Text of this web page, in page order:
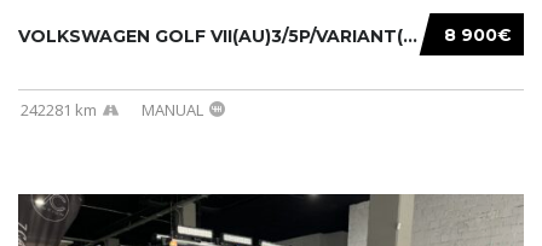
8 900€
VOLKSWAGEN GOLF VII(AU)3/5P/VARIANT(12-16 20...
242281 km MANUAL